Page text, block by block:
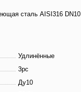
сталь AISI316 DN10
Удлинённые
3pc
Ду10